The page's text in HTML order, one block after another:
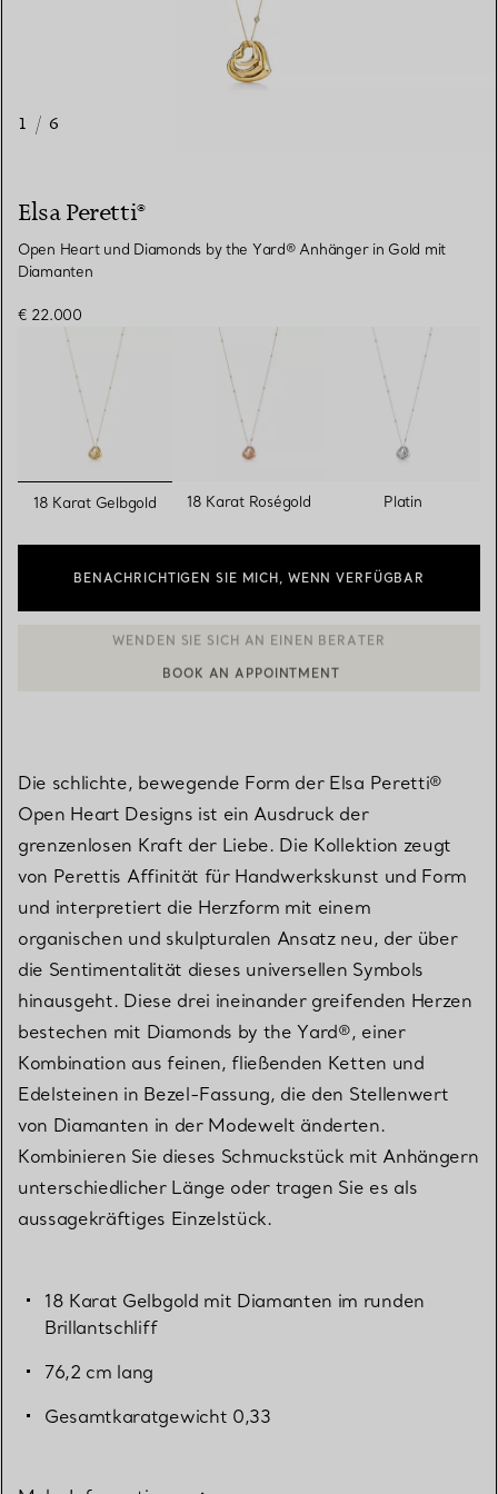
1 / 6
Elsa Peretti®
Open Heart und Diamonds by the Yard® Anhänger in Gold mit
Diamanten
€ 22.000
ausgewählt
18 Karat Gelbgold 18 Karat Roségold Platin
BENACHRICHTIGEN SIE MICH, WENN VERFÜGBAR
EINEN KUNDENBERATER KONTAKTIEREN ODER EINEN
Die schlichte, bewegende Form der Elsa Peretti®
Open Heart Designs ist ein Ausdruck der
grenzenlosen Kraft der Liebe. Die Kollektion zeugt
von Perettis Affinität für Handwerkskunst und Form
und interpretiert die Herzform mit einem
organischen und skulpturalen Ansatz neu, der über
die Sentimentalität dieses universellen Symbols
hinausgeht. Diese drei ineinander greifenden Herzen
bestechen mit Diamonds by the Yard®, einer
Kombination aus feinen, fließenden Ketten und
Edelsteinen in Bezel-Fassung, die den Stellenwert
von Diamanten in der Modewelt änderten.
Kombinieren Sie dieses Schmuckstück mit Anhängern
unterschiedlicher Länge oder tragen Sie es als
aussagekräftiges Einzelstück.
18 Karat Gelbgold mit Diamanten im runden
Brillantschliff
76,2 cm lang
Gesamtkaratgewicht 0,33